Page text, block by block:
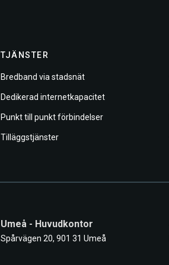
TJÄNSTER
Bredband via stadsnät
Dedikerad internetkapacitet
Punkt till punkt förbindelser
Tilläggstjänster
Umeå - Huvudkontor
Spårvägen 20, 901 31 Umeå